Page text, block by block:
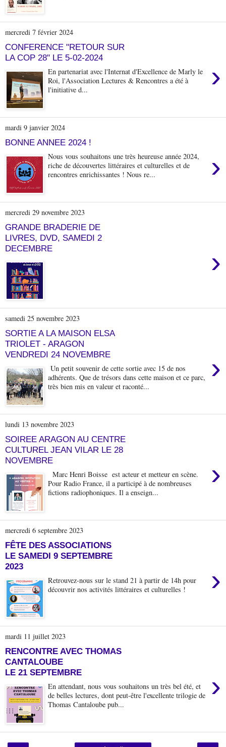
mercredi 7 février 2024
CONFERENCE "RETOUR SUR
LA COP 28" LE 5-02-2024
›
En partenariat avec l'Internat d'Excellence de Marly le
Roi, l'Association Lectures & Rencontres a été à
l'initiative d...
mardi 9 janvier 2024
BONNE ANNEE 2024 !
›
Nous vous souhaitons une très heureuse année 2024,
riche de découvertes littéraires et culturelles et de
rencontres enrichissantes ! Nous re...
mercredi 29 novembre 2023
GRANDE BRADERIE DE
LIVRES, DVD, SAMEDI 2
DECEMBRE
›
samedi 25 novembre 2023
SORTIE A LA MAISON ELSA
TRIOLET - ARAGON
VENDREDI 24 NOVEMBRE
›
Un petit souvenir de cette sortie avec 15 de nos
adhérents. Que de trésors dans cette maison et ce parc,
très bien mis en valeur et raconté...
lundi 13 novembre 2023
SOIREE ARAGON AU CENTRE
CULTUREL JEAN VILAR LE 28
NOVEMBRE
›
Marc Henri Boisse est acteur et metteur en scène.
Pour Radio France, il a participé à de nombreuses
fictions radiophoniques. Il a enseign...
mercredi 6 septembre 2023
FÊTE DES ASSOCIATIONS
LE SAMEDI 9 SEPTEMBRE
2023
›
Retrouvez-nous sur le stand 21 à partir de 14h pour
découvrir nos activités littéraires et culturelles !
mardi 11 juillet 2023
RENCONTRE AVEC THOMAS
CANTALOUBE
LE 21 SEPTEMBRE
›
En attendant, nous vous souhaitons un très bel été, et
de belles lectures, dont peut-être l'excellente trilogie de
Thomas Cantaloube pub...